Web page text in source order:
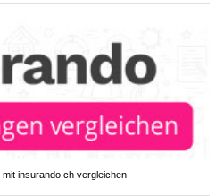
insurando.ch vergleichen